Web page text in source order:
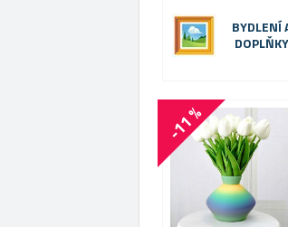
BYDLENÍ
DOPLŇKY
-11 %